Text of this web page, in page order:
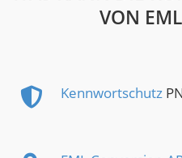
VON
Kennwortschutz